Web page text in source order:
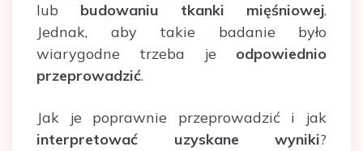
lub budowaniu tkanki mięśniowej.
Jednak, aby takie badanie było
wiarygodne trzeba je odpowiednio
przeprowadzić.
Jak je poprawnie przeprowadzić i jak
interpretować uzyskane wyniki?